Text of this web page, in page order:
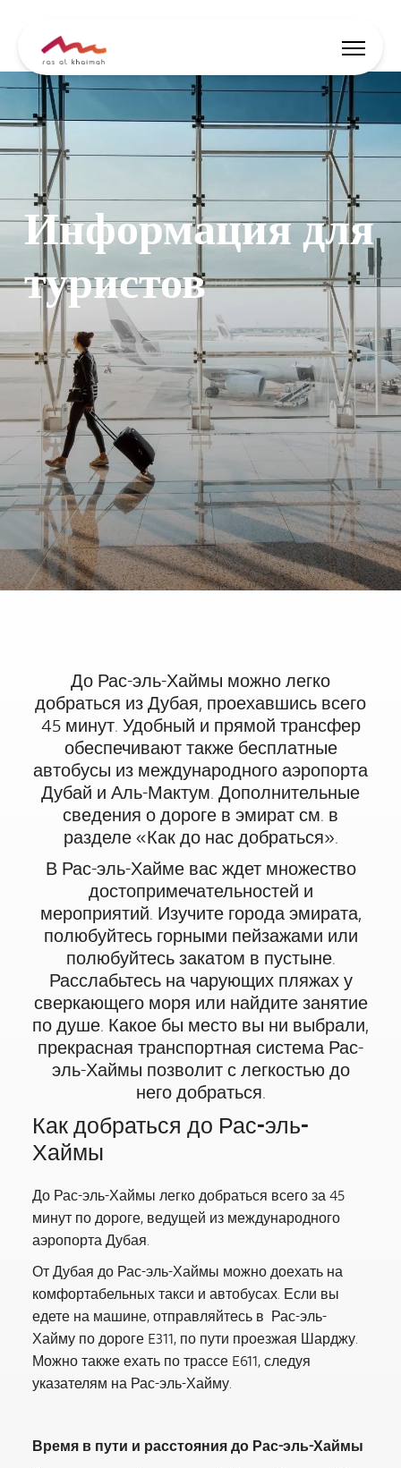
Скидки
Вдохновись
Где остановиться
Чем заняться
Спланируй тур
🇷🇺 RU События Поиск
Информация для
туристов
До Рас-эль-Хаймы можно легко
добраться из Дубая, проехавшись всего
45 минут. Удобный и прямой трансфер
обеспечивают также бесплатные
автобусы из международного аэропорта
Дубай и Аль-Мактум. Дополнительные
сведения о дороге в эмират см. в
разделе «Как до нас добраться».
В Рас-эль-Хайме вас ждет множество
достопримечательностей и
мероприятий. Изучите города эмирата,
полюбуйтесь горными пейзажами или
полюбуйтесь закатом в пустыне.
Расслабьтесь на чарующих пляжах у
сверкающего моря или найдите занятие
по душе. Какое бы место вы ни выбрали,
прекрасная транспортная система Рас-
эль-Хаймы позволит с легкостью до
него добраться.
Как добраться до Рас-эль-
Хаймы
До Рас-эль-Хаймы легко добраться всего за 45
минут по дороге, ведущей из международного
аэропорта Дубая.
От Дубая до Рас-эль-Хаймы можно доехать на
комфортабельных такси и автобусах. Если вы
едете на машине, отправляйтесь в Рас-эль-
Хайму по дороге E311, по пути проезжая Шарджу.
Можно также ехать по трассе E611, следуя
указателям на Рас-эль-Хайму.
Время в пути и расстояния до Рас-эль-Хаймы